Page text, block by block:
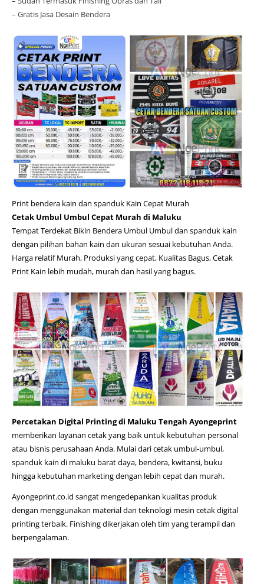
– Gratis Jasa Desain Bendera
Print bendera kain dan spanduk Kain Cepat Murah
Cetak Umbul Umbul Cepat Murah di Maluku
Tempat Terdekat Bikin Bendera Umbul Umbul dan spanduk kain
dengan pilihan bahan kain dan ukuran sesuai kebutuhan Anda.
Harga relatif Murah, Produksi yang cepat, Kualitas Bagus, Cetak
Print Kain lebih mudah, murah dan hasil yang bagus.
Percetakan Digital Printing di Maluku Tengah Ayongeprint
memberikan layanan cetak yang baik untuk kebutuhan personal
atau bisnis perusahaan Anda. Mulai dari cetak umbul-umbul,
spanduk kain di maluku barat daya, bendera, kwitansi, buku
hingga kebutuhan marketing dengan lebih cepat dan murah.
Ayongeprint.co.id sangat mengedepankan kualitas produk
dengan menggunakan material dan teknologi mesin cetak digital
printing terbaik. Finishing dikerjakan oleh tim yang terampil dan
berpengalaman.